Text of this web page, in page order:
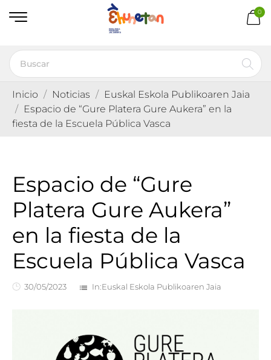
0
Inicio Noticias
Euskal Eskola Publikoaren Jaia
Espacio de “Gure Platera Gure Aukera” en la
fiesta de la Escuela Pública Vasca
Espacio de “Gure
Platera Gure Aukera”
en la fiesta de la
Escuela Pública Vasca
30/05/2023 list In:Euskal Eskola Publikoaren Jaia